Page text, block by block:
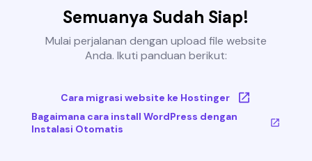
Semuanya Sudah Siap!
Mulai perjalanan dengan upload file website
Anda. Ikuti panduan berikut:
Cara migrasi website ke Hostinger
Bagaimana cara install WordPress dengan
Instalasi Otomatis